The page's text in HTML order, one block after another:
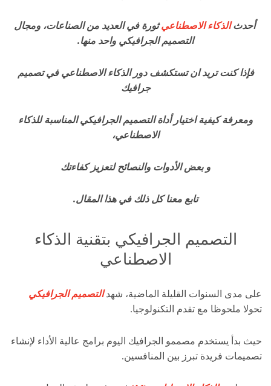
أحدثالذكاء الاصطناعيثورة في العديد من الصناعات، ومجال
التصميم الجرافيكي واحد منها.
فإذا كنت تريد ان تستكشف دور الذكاء الاصطناعي في تصميم
جرافيك
ومعرفة كيفية اختيار أداة التصميم الجرافيكي المناسبة للذكاء
الاصطناعي،
و بعض الأدوات والنصائح لتعزيز كفاءتك
تابع معنا كل ذلك في هذا المقال.
التصميم الجرافيكي بتقنية الذكاء
الاصطناعي
على مدى السنوات القليلة الماضية، شهدالتصميم الجرافيكي
تحولا ملحوظا مع تقدم التكنولوجيا.
حيث بدأ يستخدم مصممو الجرافيك اليوم برامج عالية الأداء لإنشاء
تصميمات فريدة تبرز بين المنافسين.